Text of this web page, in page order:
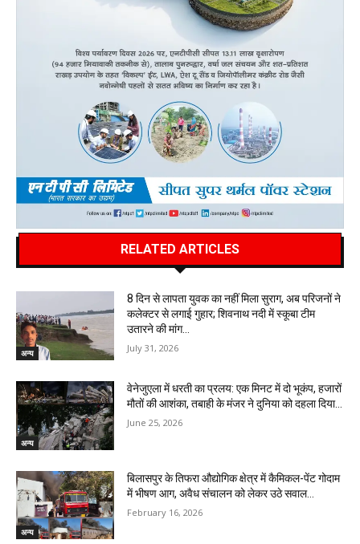
RELATED ARTICLES
अन्य
8 दिन से लापता युवक का नहीं मिला सुराग, अब परिजनों ने
कलेक्टर से लगाई गुहार; शिवनाथ नदी में स्कूबा टीम
उतारने की मांग…
July 31, 2026
अन्य
वेनेजुएला में धरती का प्रलय: एक मिनट में दो भूकंप, हजारों
मौतों की आशंका, तबाही के मंजर ने दुनिया को दहला दिया…
June 25, 2026
अन्य
बिलासपुर के तिफरा औद्योगिक क्षेत्र में कैमिकल-पेंट गोदाम
में भीषण आग, अवैध संचालन को लेकर उठे सवाल…
February 16, 2026